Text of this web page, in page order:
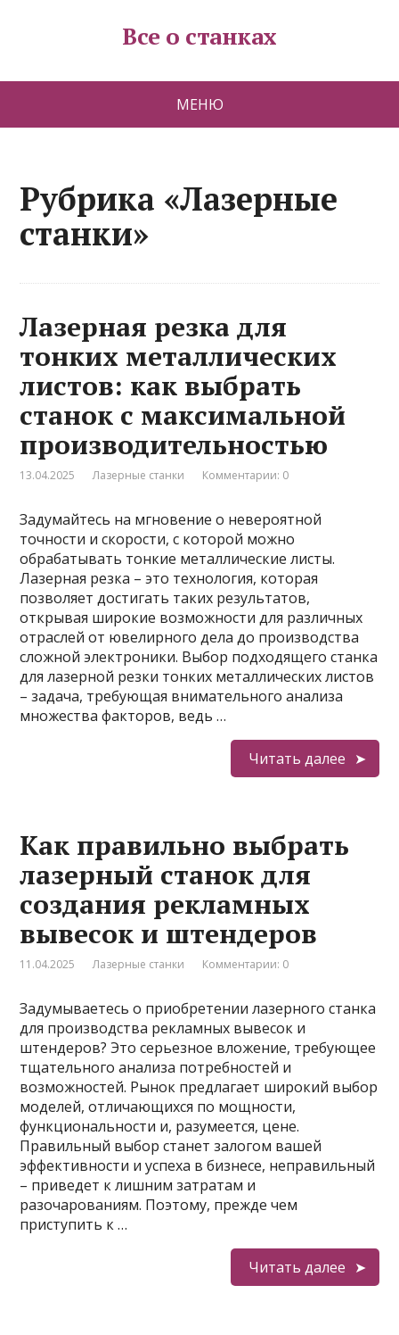
Все о станках
МЕНЮ
Рубрика «Лазерные
станки»
Лазерная резка для
тонких металлических
листов: как выбрать
станок с максимальной
производительностью
13.04.2025 Лазерные станки Комментарии: 0
Задумайтесь на мгновение о невероятной
точности и скорости, с которой можно
обрабатывать тонкие металлические листы.
Лазерная резка – это технология, которая
позволяет достигать таких результатов,
открывая широкие возможности для различных
отраслей от ювелирного дела до производства
сложной электроники. Выбор подходящего станка
для лазерной резки тонких металлических листов
– задача, требующая внимательного анализа
множества факторов, ведь …
Читать далее
Как правильно выбрать
лазерный станок для
создания рекламных
вывесок и штендеров
11.04.2025 Лазерные станки Комментарии: 0
Задумываетесь о приобретении лазерного станка
для производства рекламных вывесок и
штендеров? Это серьезное вложение, требующее
тщательного анализа потребностей и
возможностей. Рынок предлагает широкий выбор
моделей, отличающихся по мощности,
функциональности и, разумеется, цене.
Правильный выбор станет залогом вашей
эффективности и успеха в бизнесе, неправильный
– приведет к лишним затратам и
разочарованиям. Поэтому, прежде чем
приступить к …
Читать далее